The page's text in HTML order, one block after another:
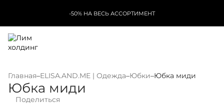
-50% НА ВЕСЬ АССОРТИМЕНТ
Главная–ELISA.AND.ME | Одежда–Юбки–Юбка миди
Юбка миди
Поделиться